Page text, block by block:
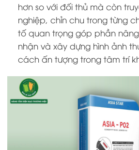
hơn so với đối thủ mà còn
nghiệp, chỉn chu trong từng
tố quan trọng góp phần
nhận và xây dựng hình ảnh
cách ấn tượng trong tâm trí